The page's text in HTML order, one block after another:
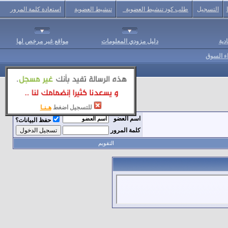
للتسجيل اضغط هـنـا
التسجيل طلب كود تنشيط العضوية تنشيط العضوية استعادة كلمة المرور
دليل مزودي المعلومات مواقع غير مرخص لها
السوق
اسم العضو
حفظ البيانات؟
كلمة المرور
التقويم